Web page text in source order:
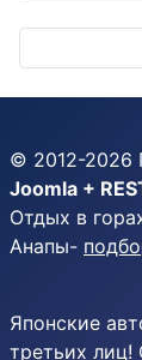
© 2012-2026
Joomla +
Отдых в
Анапы-
Японские
третьих лиц!